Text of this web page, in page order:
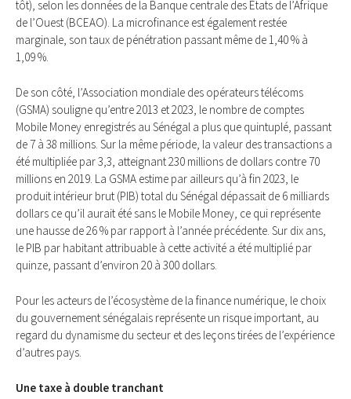
tôt), selon les données de la Banque centrale des États de l’Afrique
de l’Ouest (BCEAO). La microfinance est également restée
marginale, son taux de pénétration passant même de 1,40 % à
1,09 %.
De son côté, l’Association mondiale des opérateurs télécoms
(GSMA) souligne qu’entre 2013 et 2023, le nombre de comptes
Mobile Money enregistrés au Sénégal a plus que quintuplé, passant
de 7 à 38 millions. Sur la même période, la valeur des transactions a
été multipliée par 3,3, atteignant 230 millions de dollars contre 70
millions en 2019. La GSMA estime par ailleurs qu’à fin 2023, le
produit intérieur brut (PIB) total du Sénégal dépassait de 6 milliards
dollars ce qu’il aurait été sans le Mobile Money, ce qui représente
une hausse de 26 % par rapport à l’année précédente. Sur dix ans,
le PIB par habitant attribuable à cette activité a été multiplié par
quinze, passant d’environ 20 à 300 dollars.
Pour les acteurs de l’écosystème de la finance numérique, le choix
du gouvernement sénégalais représente un risque important, au
regard du dynamisme du secteur et des leçons tirées de l’expérience
d’autres pays.
Une taxe à double tranchant